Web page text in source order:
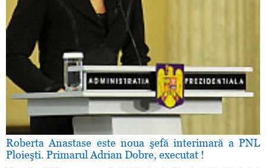
Roberta Anastase este noua şefă interimară a PNL
Ploieşti. Primarul Adrian Dobre, executat !